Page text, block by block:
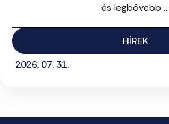
és legbővebb ...
HÍREK
2026. 07. 31.